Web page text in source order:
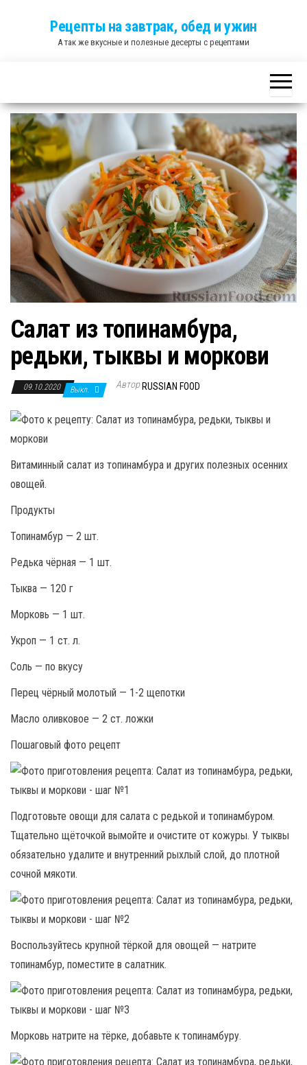
Рецепты на завтрак, обед и ужин
А так же вкусные и полезные десерты с рецептами
Салат из топинамбура,
редьки, тыквы и моркови
09.10.2020 Выкл. Автор RUSSIAN FOOD
Витаминный салат из топинамбура и других полезных осенних
овощей.
Продукты
Топинамбур — 2 шт.
Редька чёрная — 1 шт.
Тыква — 120 г
Морковь — 1 шт.
Укроп — 1 ст. л.
Соль — по вкусу
Перец чёрный молотый — 1-2 щепотки
Масло оливковое — 2 ст. ложки
Пошаговый фото рецепт
Подготовьте овощи для салата с редькой и топинамбуром.
Тщательно щёточкой вымойте и очистите от кожуры. У тыквы
обязательно удалите и внутренний рыхлый слой, до плотной
сочной мякоти.
Воспользуйтесь крупной тёркой для овощей — натрите
топинамбур, поместите в салатник.
Морковь натрите на тёрке, добавьте к топинамбуру.